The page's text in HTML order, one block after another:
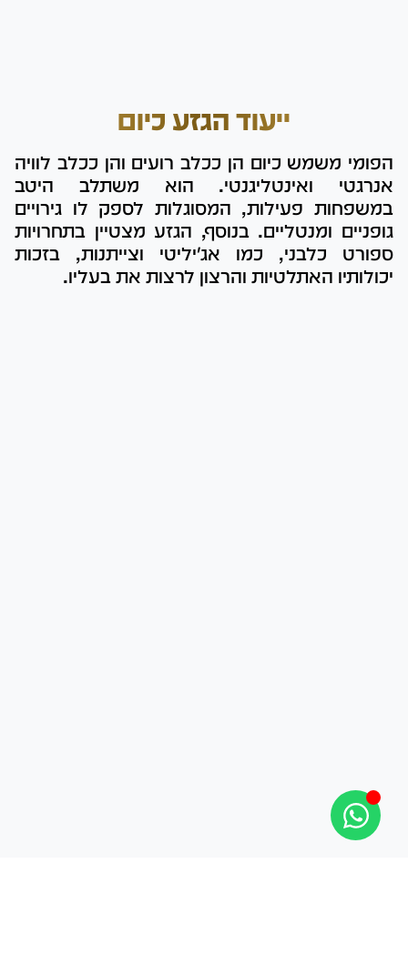
ייעוד הגזע כיום
הפומי משמש כיום הן ככלב רועים והן ככלב לוויה
אנרגטי ואינטליגנטי. הוא משתלב היטב
במשפחות פעילות, המסוגלות לספק לו גירויים
גופניים ומנטליים. בנוסף, הגזע מצטיין בתחרויות
ספורט כלבני, כמו אג'יליטי וצייתנות, בזכות
יכולותיו האתלטיות והרצון לרצות את בעליו.